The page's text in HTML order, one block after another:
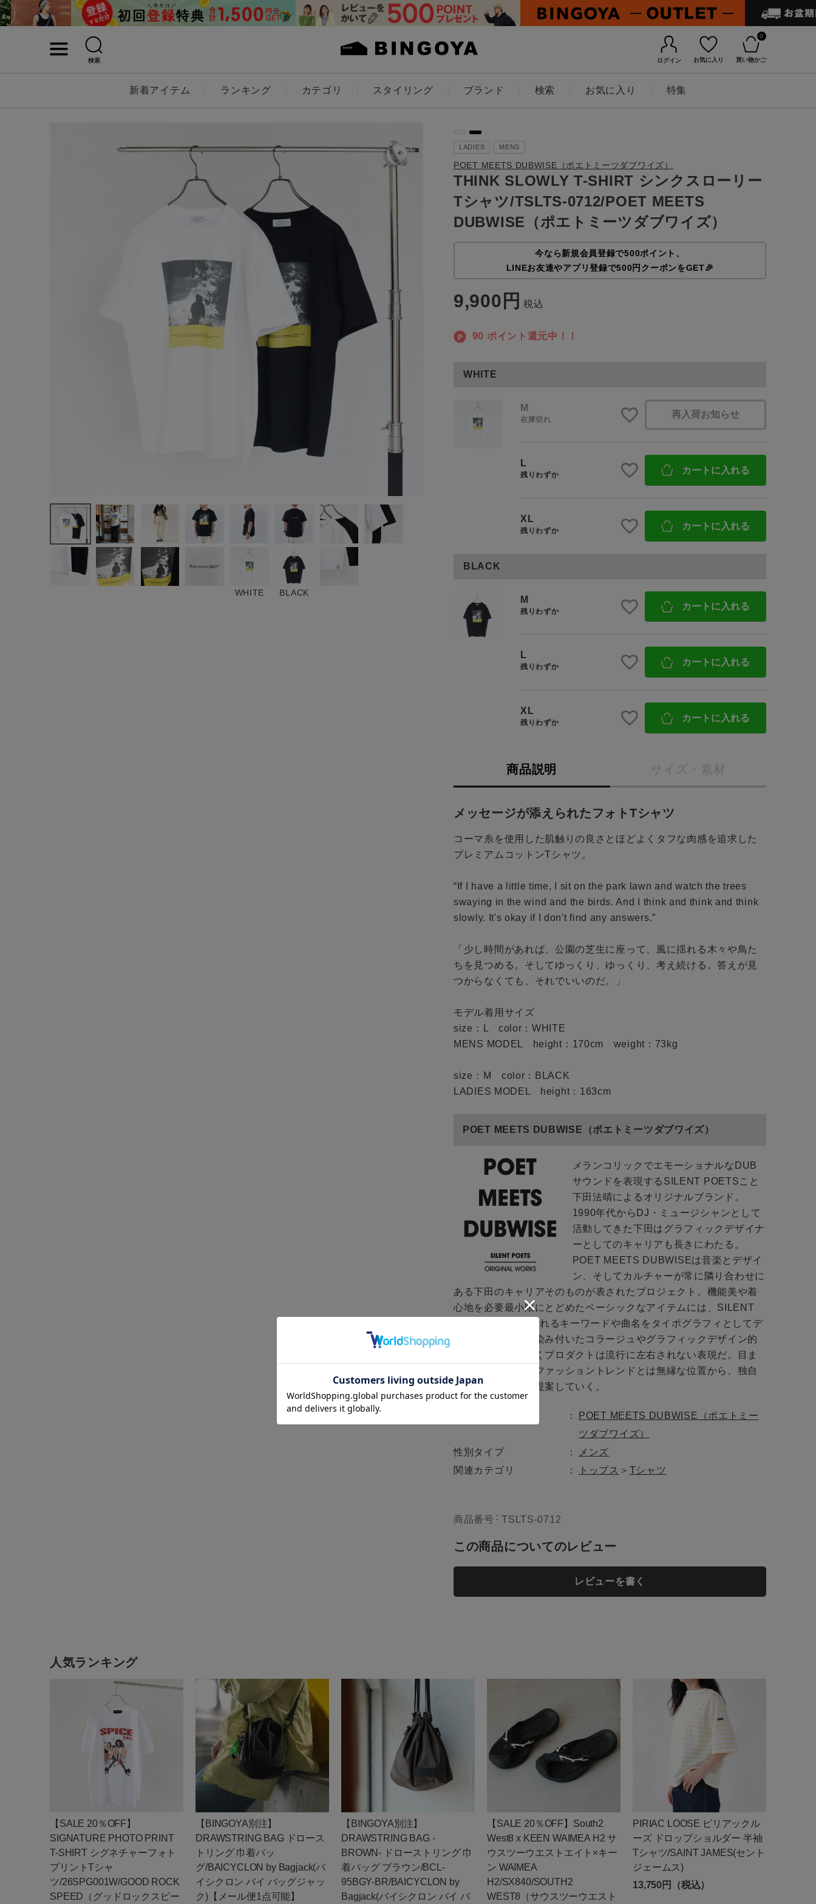
検索 ログイン お気に入り
0
買い物かご
新着アイテム ランキング カテゴリ スタイリング ブランド 検索 お気に入り 特集
ログイン / マイページ
お気に入りアイテム
アイテムを探す
スタイリングから探す
ブランドから探す
採用情報
お知らせ・ご利用ガイド
BINGOYA
無料公式アプリダウンロード
MENS LADIES
カテゴリ
サイズ
～
在庫あり 在庫なし含む
この条件で絞り込む
close
close
close
再入荷お知らせ
カートに入れる
カートに入れる
M
残りわずか
カートに入れる
カートに入れる
WHITE BLACK
LADIES MENS
POET MEETS DUBWISE（ポエトミーツダブワイズ）
THINK SLOWLY T-SHIRT シンクスローリー
Tシャツ/TSLTS-0712/POET MEETS
DUBWISE（ポエトミーツダブワイズ）
今なら新規会員登録で500ポイント、
LINEお友達やアプリ登録で500円クーポンをGET🎉
9,900 税込
90 ポイント還元中！！
WHITE
M
在庫切れ 再入荷お知らせ
L
残りわずか カートに入れる
XL
残りわずか カートに入れる
BLACK
M
残りわずか カートに入れる
L
残りわずか カートに入れる
XL
残りわずか カートに入れる
商品説明 サイズ・素材
メッセージが添えられたフォトTシャツ
コーマ糸を使用した肌触りの良さとほどよくタフな肉感を追求した
プレミアムコットンTシャツ。
“If I have a little time, I sit on the park lawn and watch the trees
swaying in the wind and the birds. And I think and think and think
slowly. It's okay if I don't find any answers.”
「少し時間があれば、公園の芝生に座って、風に揺れる木々や鳥た
ちを見つめる。そしてゆっくり、ゆっくり、考え続ける。答えが見
つからなくても、それでいいのだ。」
モデル着用サイズ
size：L color：WHITE
MENS MODEL height：170cm weight：73kg
size：M color：BLACK
LADIES MODEL height：163cm
POET MEETS DUBWISE（ポエトミーツダブワイズ）
メランコリックでエモーショナルなDUB
サウンドを表現するSILENT POETSこと
下田法晴によるオリジナルブランド。
1990年代からDJ・ミュージシャンとして
活動してきた下田はグラフィックデザイナ
ーとしてのキャリアも長きにわたる。
POET MEETS DUBWISEは音楽とデザイ
ン、そしてカルチャーが常に隣り合わせに
ある下田のキャリアそのものが表されたプロジェクト。機能美や着
心地を必要最小限にとどめたベーシックなアイテムには、SILENT
POETSから連想されるキーワードや曲名をタイポグラフィとしてデ
ザイン。感覚的に染み付いたコラージュやグラフィックデザイン的
アプローチに基づくプロダクトは流行に左右されない表現だ。目ま
ぐるしく変化するファッショントレンドとは無縁な位置から、独自
のスタンダードを提案していく。
POET MEETS DUBWISE（ポエトミー
ツダブワイズ）
性別タイプ
メンズ
関連カテゴリ
トップス ＞ Tシャツ
商品番号 TSLTS-0712
この商品についてのレビュー
レビューを書く
人気ランキング
【SALE 20％OFF】
SIGNATURE PHOTO PRINT
T-SHIRT シグネチャーフォト
プリントTシャ
ツ/26SPG001W/GOOD ROCK
SPEED（グッドロックスピー
【BINGOYA別注】
DRAWSTRING BAG ドロース
トリング 巾着バッ
グ/BAICYCLON by Bagjack(バ
イシクロン バイ バッグジャッ
ク)【メール便1点可能】
【BINGOYA別注】
DRAWSTRING BAG -
BROWN- ドローストリング 巾
着バッグ ブラウン/BCL-
95BGY-BR/BAICYCLON by
Bagjack(バイシクロン バイ バ
【SALE 20％OFF】South2
West8 x KEEN WAIMEA H2 サ
ウスツーウエストエイト×キー
ン WAIMEA
H2/SX840/SOUTH2
WEST8（サウスツーウエスト
PIRIAC LOOSE ピリアックル
ーズ ドロップショルダー 半袖
Tシャツ/SAINT JAMES(セント
ジェームス)
13,750円（税込）